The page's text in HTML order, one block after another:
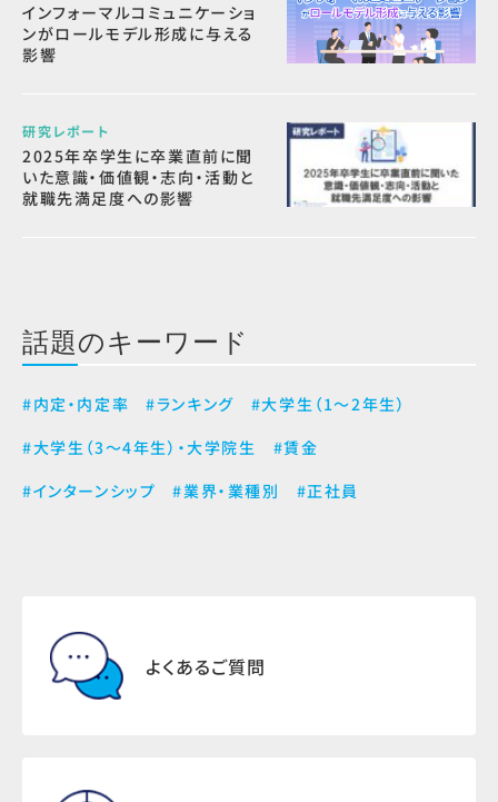
インフォーマルコミュニケーショ
ンがロールモデル形成に与える
影響
研究レポート
2025年卒学生に卒業直前に聞
いた意識・価値観・志向・活動と
就職先満足度への影響
話題のキーワード
#内定・内定率 #ランキング
#大学生（1～2年生）
#大学生（3～4年生）・大学院生
#賃金
#インターンシップ
#業界・業種別 #正社員
よくあるご質問